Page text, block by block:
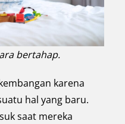
bertahap.
karena
hal yang baru.
saat mereka